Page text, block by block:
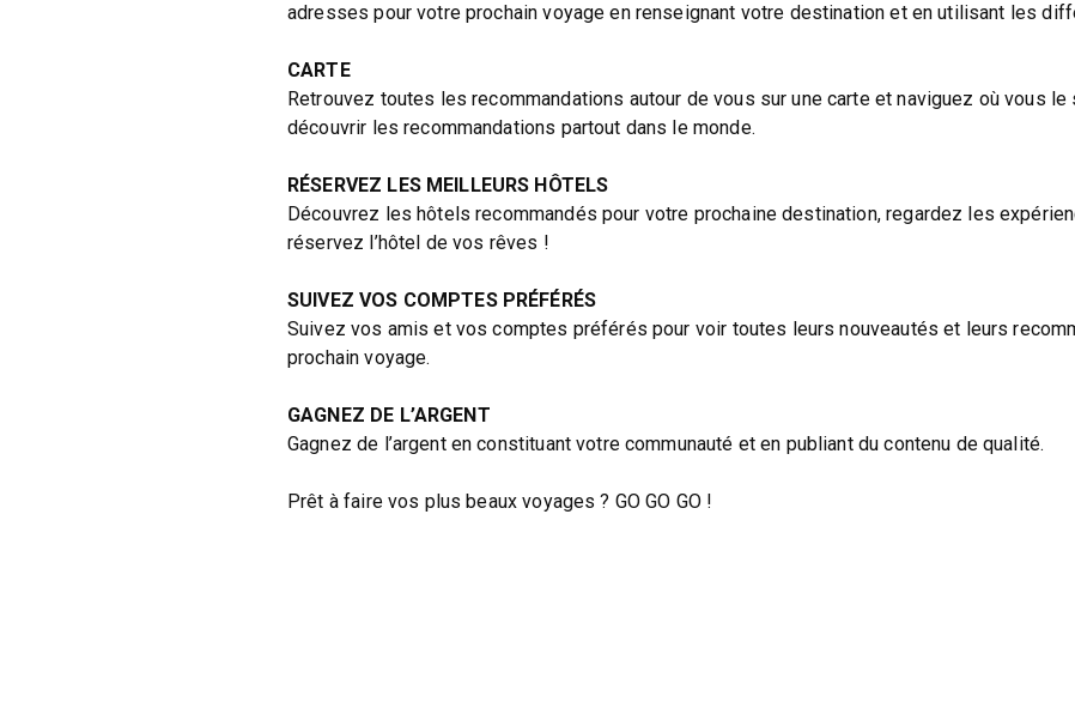
adresses pour votre prochain voyage en renseignant votre destination et en utilisant les
CARTE
Retrouvez toutes les recommandations autour de vous sur une carte et naviguez où vous le
découvrir les recommandations partout dans le monde.
RÉSERVEZ LES MEILLEURS HÔTELS
Découvrez les hôtels recommandés pour votre prochaine destination, regardez les
réservez l’hôtel de vos rêves !
SUIVEZ VOS COMPTES PRÉFÉRÉS
Suivez vos amis et vos comptes préférés pour voir toutes leurs nouveautés et leurs
prochain voyage.
GAGNEZ DE L’ARGENT
Gagnez de l’argent en constituant votre communauté et en publiant du contenu de qualité.
Prêt à faire vos plus beaux voyages ? GO GO GO !